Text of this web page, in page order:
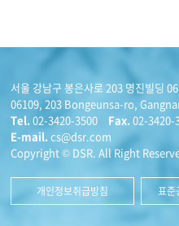
서울 강남구 봉은사로 203 명진빌딩
06109, 203 Bongeunsa-ro,
Tel. 02-3420-3500 Fax. 02-3420-
E-mail. cs@dsr.com
Copyright © DSR. All Right
개인정보취급방침 표준